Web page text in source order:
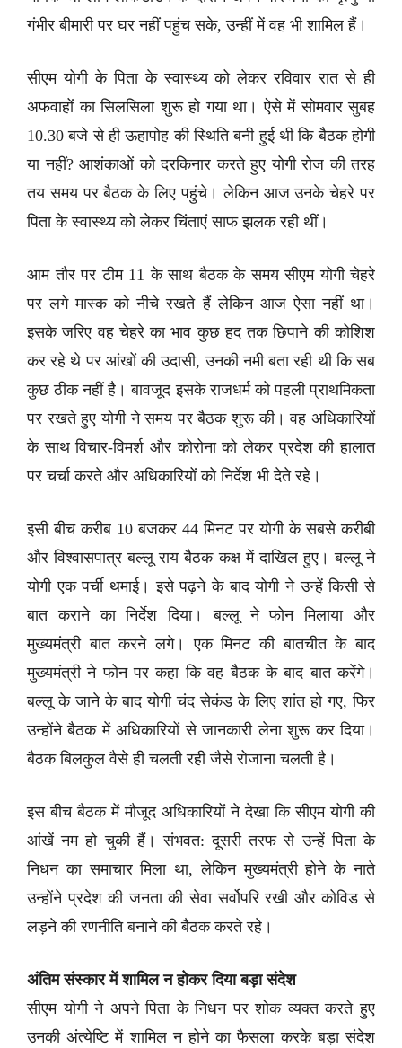
गंभीर बीमारी पर घर नहीं पहुंच सके, उन्हीं में वह भी शामिल हैं।
सीएम योगी के पिता के स्वास्थ्य को लेकर रविवार रात से ही
अफवाहों का सिलसिला शुरू हो गया था। ऐसे में सोमवार सुबह
10.30 बजे से ही ऊहापोह की स्थिति बनी हुई थी कि बैठक होगी
या नहीं? आशंकाओं को दरकिनार करते हुए योगी रोज की तरह
तय समय पर बैठक के लिए पहुंचे। लेकिन आज उनके चेहरे पर
पिता के स्वास्थ्य को लेकर चिंताएं साफ झलक रही थीं।
आम तौर पर टीम 11 के साथ बैठक के समय सीएम योगी चेहरे
पर लगे मास्क को नीचे रखते हैं लेकिन आज ऐसा नहीं था।
इसके जरिए वह चेहरे का भाव कुछ हद तक छिपाने की कोशिश
कर रहे थे पर आंखों की उदासी, उनकी नमी बता रही थी कि सब
कुछ ठीक नहीं है। बावजूद इसके राजधर्म को पहली प्राथमिकता
पर रखते हुए योगी ने समय पर बैठक शुरू की। वह अधिकारियों
के साथ विचार-विमर्श और कोरोना को लेकर प्रदेश की हालात
पर चर्चा करते और अधिकारियों को निर्देश भी देते रहे।
इसी बीच करीब 10 बजकर 44 मिनट पर योगी के सबसे करीबी
और विश्वासपात्र बल्लू राय बैठक कक्ष में दाखिल हुए। बल्लू ने
योगी एक पर्ची थमाई। इसे पढ़ने के बाद योगी ने उन्हें किसी से
बात कराने का निर्देश दिया। बल्लू ने फोन मिलाया और
मुख्यमंत्री बात करने लगे। एक मिनट की बातचीत के बाद
मुख्यमंत्री ने फोन पर कहा कि वह बैठक के बाद बात करेंगे।
बल्लू के जाने के बाद योगी चंद सेकंड के लिए शांत हो गए, फिर
उन्होंने बैठक में अधिकारियों से जानकारी लेना शुरू कर दिया।
बैठक बिलकुल वैसे ही चलती रही जैसे रोजाना चलती है।
इस बीच बैठक में मौजूद अधिकारियों ने देखा कि सीएम योगी की
आंखें नम हो चुकी हैं। संभवत: दूसरी तरफ से उन्हें पिता के
निधन का समाचार मिला था, लेकिन मुख्यमंत्री होने के नाते
उन्होंने प्रदेश की जनता की सेवा सर्वोपरि रखी और कोविड से
लड़ने की रणनीति बनाने की बैठक करते रहे।
अंतिम संस्कार में शामिल न होकर दिया बड़ा संदेश
सीएम योगी ने अपने पिता के निधन पर शोक व्यक्त करते हुए
उनकी अंत्येष्टि में शामिल न होने का फैसला करके बड़ा संदेश